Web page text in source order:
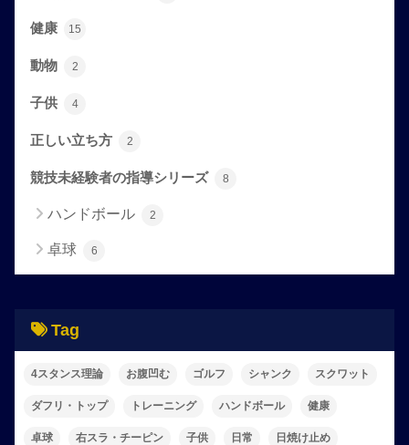
健康 15
動物 2
子供 4
正しい立ち方 2
競技未経験者の指導シリーズ 8
ハンドボール 2
卓球 6
Tag
4スタンス理論 お腹凹む ゴルフ シャンク スクワット
ダフリ・トップ トレーニング ハンドボール 健康
卓球 右スラ・チーピン 子供 日常 日焼け止め